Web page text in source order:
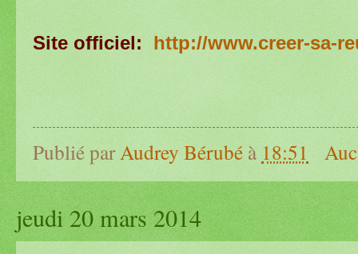
Site officiel: http://www.creer-sa-
Publié par Audrey Bérubé à 18:51
jeudi 20 mars 2014